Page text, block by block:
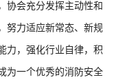
协会充分发挥主动性和
努力适应新常态、新规
力，强化行业自律，积
为一个优秀的消防安全